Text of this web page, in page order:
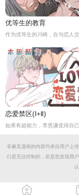
优等生的教育
恋爱禁区(Ⅰ+Ⅱ)
非麻瓜漫画的内容均来自用户上
们是无法控制的，若是您发现用